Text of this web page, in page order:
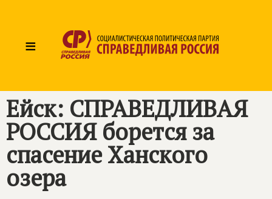
≡
Ейск: СПРАВЕДЛИВАЯ
РОССИЯборется за
спасение Ханского
озера